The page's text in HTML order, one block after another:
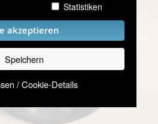
Statistiken
akzeptieren
Speichern
/ Cookie-Details